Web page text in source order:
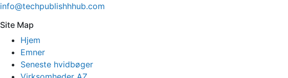
info@techpublishhhub.com
Site Map
Hjem
Emner
Seneste hvidbøger